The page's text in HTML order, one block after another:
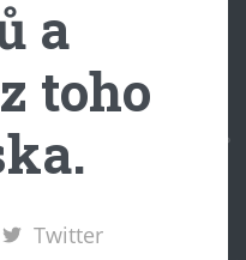
a
toho
Twitter